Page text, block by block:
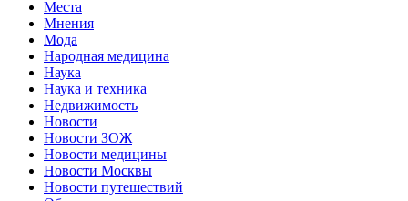
Места
Мнения
Мода
Народная медицина
Наука
Наука и техника
Недвижимость
Новости
Новости ЗОЖ
Новости медицины
Новости Москвы
Новости путешествий